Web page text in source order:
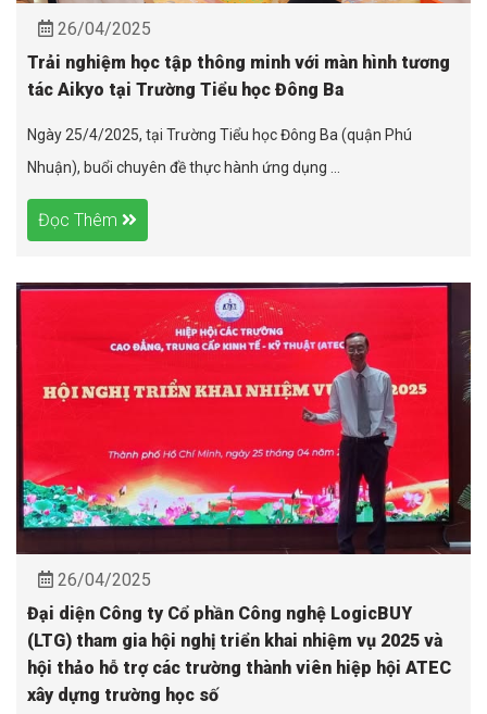
26/04/2025
Trải nghiệm học tập thông minh với màn hình tương
tác Aikyo tại Trường Tiểu học Đông Ba
Ngày 25/4/2025, tại Trường Tiểu học Đông Ba (quận Phú
Nhuận), buổi chuyên đề thực hành ứng dụng ...
Đọc Thêm
26/04/2025
Đại diện Công ty Cổ phần Công nghệ LogicBUY
(LTG) tham gia hội nghị triển khai nhiệm vụ 2025 và
hội thảo hỗ trợ các trường thành viên hiệp hội ATEC
xây dựng trường học số